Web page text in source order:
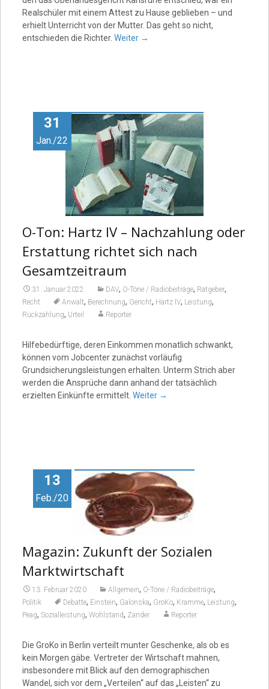
Realschüler mit einem Attest zu Hause geblieben – und
erhielt Unterricht von der Mutter. Das geht so nicht,
entschieden die Richter. Weiter →
31
Jan./22
O-Ton: Hartz IV – Nachzahlung oder
Erstattung richtet sich nach
Gesamtzeitraum
31. Januar 2022 DAV, O-Töne / Radiobeiträge, Ratgeber,
Recht Anwalt, Berechnung, Gericht, Hartz IV, Leistung,
Rückzahlung, Urteil Reporter
Hilfebedürftige, deren Einkommen monatlich schwankt,
können vom Jobcenter zunächst vorläufig
Grundsicherungsleistungen erhalten. Unterm Strich aber
werden die Ansprüche dann anhand der tatsächlich
erzielten Einkünfte ermittelt. Weiter →
13
Feb./20
Magazin: Zukunft der Sozialen
Marktwirtschaft
13. Februar 2020 Allgemein, O-Töne / Radiobeiträge,
Politik Debatte, Einstein, Galonska, GroKo, Kramme, Leistung,
Peag, Sozialleistung, Wohlstand, Zander Reporter
Die GroKo in Berlin verteilt munter Geschenke, als ob es
kein Morgen gäbe. Vertreter der Wirtschaft mahnen,
insbesondere mit Blick auf den demographischen
Wandel, sich vor dem „Verteilen“ auf das „Leisten“ zu